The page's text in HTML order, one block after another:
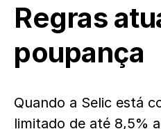
Regras
poupança
Quando a Selic está
limitado de até 8,5%